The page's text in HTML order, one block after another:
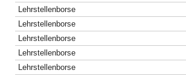
Lehrstellenborse
Lehrstellenborse
Lehrstellenborse
Lehrstellenborse
Lehrstellenborse